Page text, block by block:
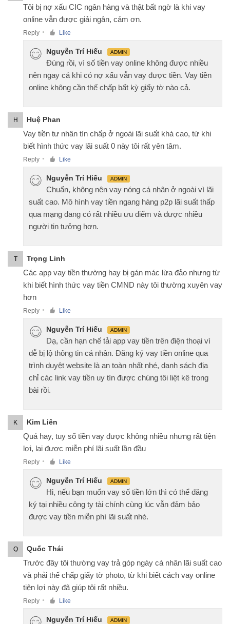
Tôi bị nợ xấu CIC ngân hàng và thật bất ngờ là khi vay
online vẫn được giải ngân, cảm ơn.
Reply ● Like
Nguyễn Trí Hiếu ADMIN
Đúng rồi, vì số tiền vay online không được nhiều
nên ngay cả khi có nợ xấu vẫn vay được tiền. Vay tiền
online không cần thế chấp bất kỳ giấy tờ nào cả.
H Huệ Phan
Vay tiền tư nhân tín chấp ở ngoài lãi suất khá cao, từ khi
biết hình thức vay lãi suất 0 này tôi rất yên tâm.
Reply ● Like
Nguyễn Trí Hiếu ADMIN
Chuẩn, không nên vay nóng cá nhân ở ngoài vì lãi
suất cao. Mô hình vay tiền ngang hàng p2p lãi suất thấp
qua mạng đang có rất nhiều ưu điểm và được nhiều
người tin tưởng hơn.
T Trọng Linh
Các app vay tiền thường hay bị gán mác lừa đảo nhưng từ
khi biết hình thức vay tiền CMND này tôi thường xuyên vay
hơn
Reply ● Like
Nguyễn Trí Hiếu ADMIN
Dạ, cần hạn chế tải app vay tiền trên điện thoại vì
dễ bị lộ thông tin cá nhân. Đăng ký vay tiền online qua
trình duyệt website là an toàn nhất nhé, danh sách địa
chỉ các link vay tiền uy tín được chúng tôi liệt kê trong
bài rồi.
K Kim Liên
Quá hay, tuy số tiền vay được không nhiều nhưng rất tiện
lợi, lại được miễn phí lãi suất lần đầu
Reply ● Like
Nguyễn Trí Hiếu ADMIN
Hi, nếu bạn muốn vay số tiền lớn thì có thể đăng
ký tại nhiều công ty tài chính cùng lúc vẫn đảm bảo
được vay tiền miễn phí lãi suất nhé.
Q Quốc Thái
Trước đây tôi thường vay trả góp ngày cá nhân lãi suất cao
và phải thế chấp giấy tờ photo, từ khi biết cách vay online
tiện lợi này đã giúp tôi rất nhiều.
Reply ● Like
Nguyễn Trí Hiếu ADMIN